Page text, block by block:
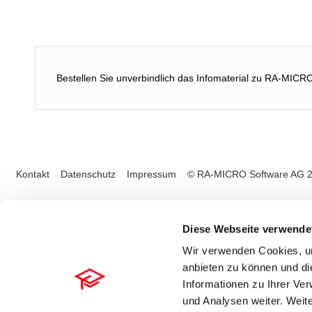
Diese Webseite
Wir verwenden Cookies,
anbieten zu können und
Informationen zu Ihrer
und Analysen weiter.
Bestellen Sie unverbindlich das Infomaterial zu RA-
Kontakt Datenschutz Impressum © RA-MICRO Software AG